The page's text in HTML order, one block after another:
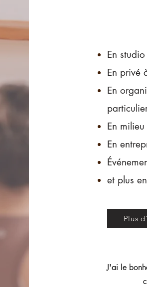
En studio
En privé
En
En
En
et plus
Plus
J'ai le